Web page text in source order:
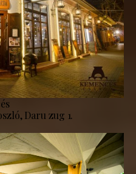
Daru zug 1.